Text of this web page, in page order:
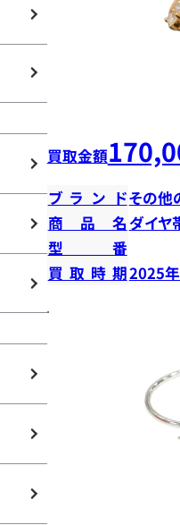
買取金額
ブランドその他
商品名ダイヤ
型番
買取時期2025